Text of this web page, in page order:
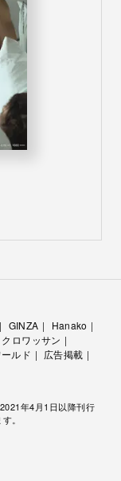
GINZA
Hanako
クロワッサン
ルド
広告掲載
年4月1日以降刊行
。